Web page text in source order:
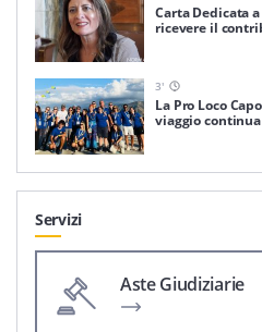
Carta Dedicata
ricevere il
3'
La Pro Loco
viaggio
Servizi
Aste Giudiziarie